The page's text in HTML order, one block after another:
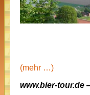
(mehr …)
www.bier-tour.de